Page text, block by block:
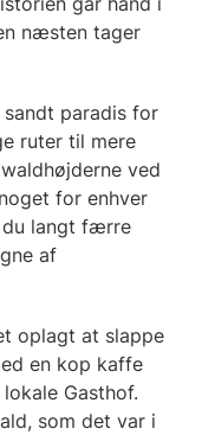
næsten tager
paradis for
ruter til mere
ved
for enhver
du langt færre
af
oplagt at slappe
en kop kaffe
Gasthof.
som det var i